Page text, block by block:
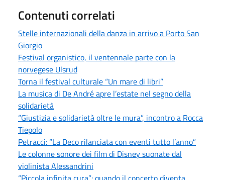
Contenuti correlati
Stelle internazionali della danza in arrivo a Porto San
Giorgio
Festival organistico, il ventennale parte con la
norvegese Ulsrud
Torna il festival culturale “Un mare di libri”
La musica di De André apre l’estate nel segno della
solidarietà
“Giustizia e solidarietà oltre le mura”, incontro a Rocca
Tiepolo
Petracci: “La Deco rilanciata con eventi tutto l’anno”
Le colonne sonore dei film di Disney suonate dal
violinista Alessandrini